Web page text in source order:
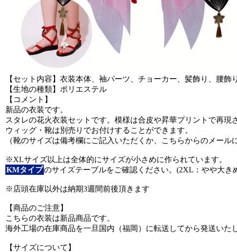
【セット内容】衣装本体、袖パーツ、チョーカー、髪飾り、腰
【生地の種類】ポリエステル
【コメント】
新品の衣装です。
スタレの花火衣装セットです。模様は合皮や昇華プリントで再
ウィッグ・靴は別売りでお付けすることができます。
（靴のサイズは備考欄にご記入いただくか、こちらからのメール
※XLサイズ以上は全体的にサイズが小さめに作られています。
KMタイプのサイズテーブルをご確認ください。(2XL：やや大
※店頭在庫以外は納期3週間前後頂きます
【商品のご注意】
こちらの衣装は新品商品です。
海外工場の在庫商品を一旦国内（福岡）に転送してから発送いた
【サイズについて】